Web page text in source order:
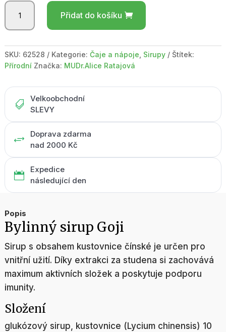
Bylinný
sirup
185ml
-
kustovnice
Přidat do košíku
SKU: 62528 Kategorie: Čaje a nápoje Sirupy
Štítek:
Přírodní Značka: MUDr.Alice Ratajová

Velkoobchodní
SLEVY
+
Doprava zdarma
nad 2000 Kč

Expedice
následující den
Popis
Bylinný sirup Goji
Sirup s obsahem kustovnice čínské je určen pro
vnitřní užití. Díky extrakci za studena si zachovává
maximum aktivních složek a poskytuje podporu
imunity.
Složení
glukózový sirup, kustovnice (Lycium chinensis) 10